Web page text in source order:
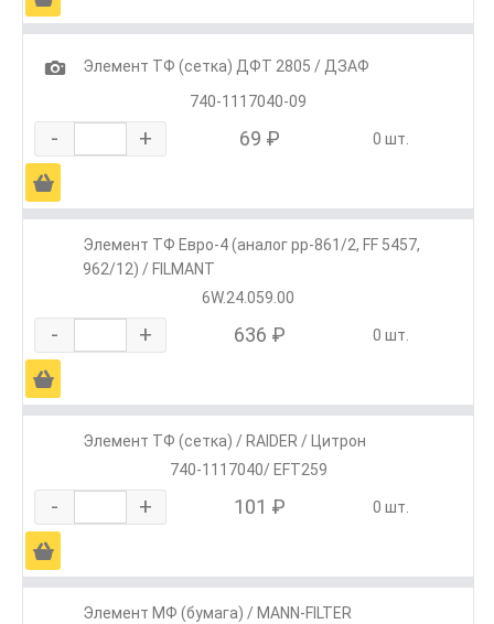
1
Элемент ТФ (сетка) ДФТ 2805 / ДЗАФ
740-1117040-09
- + 69 ₽ 0 шт.
Ä
Элемент ТФ Евро-4 (аналог pp-861/2, FF 5457,
962/12) / FILMANT
6W.24.059.00
- + 636 ₽ 0 шт.
Ä
Элемент ТФ (сетка) / RAIDER / Цитрон
740-1117040/ EFT259
- + 101 ₽ 0 шт.
Ä
Элемент МФ (бумага) / MANN-FILTER